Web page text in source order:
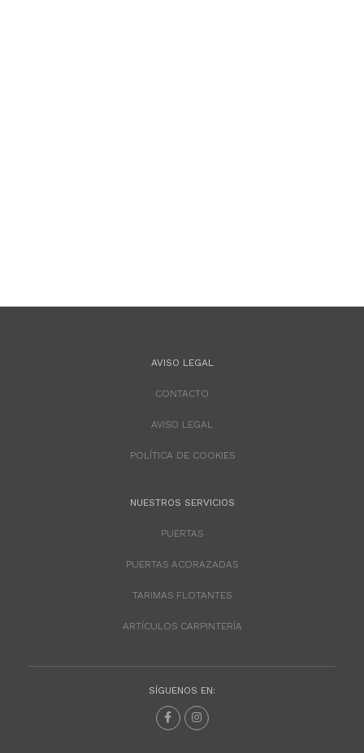
AVISO LEGAL
CONTACTO
AVISO LEGAL
POLÍTICA DE COOKIES
NUESTROS SERVICIOS
PUERTAS
PUERTAS ACORAZADAS
TARIMAS FLOTANTES
ARTÍCULOS CARPINTERÍA
SÍGUENOS EN: